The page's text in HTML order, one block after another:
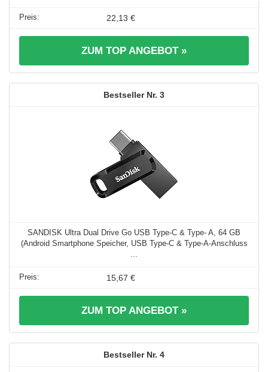
22,13 €
ZUM TOP ANGEBOT »
3
SANDISK Ultra Dual Drive Go USB Type-C & Type- A, 64 GB
(Android Smartphone Speicher, USB Type-C & Type-A-Anschluss
15,67 €
ZUM TOP ANGEBOT »
4